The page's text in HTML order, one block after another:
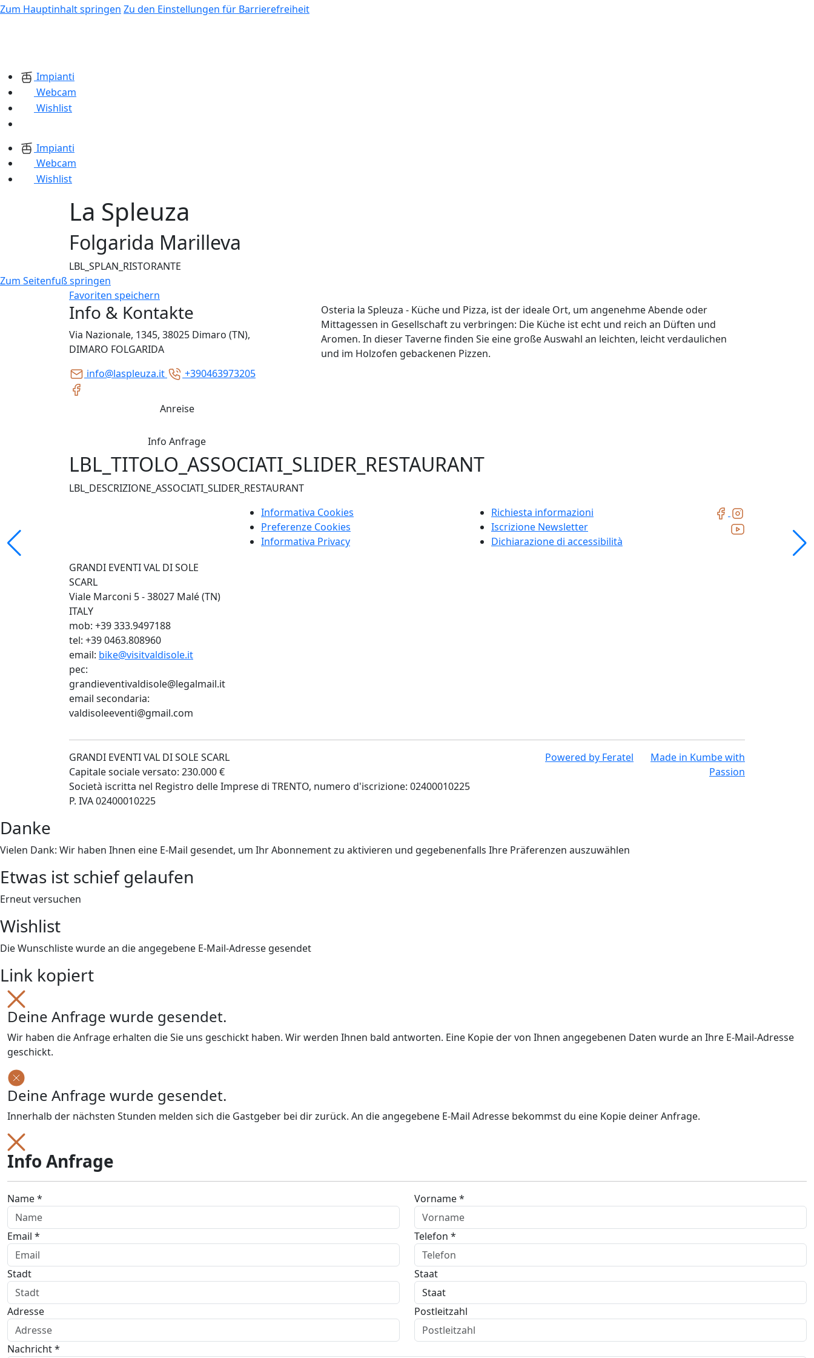
Zum Hauptinhalt springen Zu den Einstellungen für Barrierefreiheit
Impianti
Webcam
Wishlist
Impianti
Webcam
Wishlist
La Spleuza
Folgarida Marilleva
LBL_SPLAN_RISTORANTE
Zum Seitenfuß springen
Favoriten speichern
Info & Kontakte
Via Nazionale, 1345, 38025 Dimaro (TN),
DIMARO FOLGARIDA
info@laspleuza.it
+390463973205
Anreise
Info Anfrage
Osteria la Spleuza - Küche und Pizza, ist der ideale Ort, um angenehme Abende oder
Mittagessen in Gesellschaft zu verbringen: Die Küche ist echt und reich an Düften und
Aromen. In dieser Taverne finden Sie eine große Auswahl an leichten, leicht verdaulichen
und im Holzofen gebackenen Pizzen.
LBL_TITOLO_ASSOCIATI_SLIDER_RESTAURANT
LBL_DESCRIZIONE_ASSOCIATI_SLIDER_RESTAURANT
GRANDI EVENTI VAL DI SOLE
SCARL
Viale Marconi 5 - 38027 Malé (TN)
ITALY
mob: +39 333.9497188
tel: +39 0463.808960
email: bike@visitvaldisole.it
pec:
grandieventivaldisole@legalmail.it
email secondaria:
valdisoleeventi@gmail.com
Informativa Cookies
Preferenze Cookies
Informativa Privacy
Richiesta informazioni
Iscrizione Newsletter
Dichiarazione di accessibilità
GRANDI EVENTI VAL DI SOLE SCARL
Capitale sociale versato: 230.000 €
Società iscritta nel Registro delle Imprese di TRENTO, numero d'iscrizione: 02400010225
P. IVA 02400010225
Powered by Feratel Made in Kumbewith
Passion
Danke
Vielen Dank: Wir haben Ihnen eine E-Mail gesendet, um Ihr Abonnement zu aktivieren und gegebenenfalls Ihre Präferenzen auszuwählen
Etwas ist schief gelaufen
Erneut versuchen
Wishlist
Die Wunschliste wurde an die angegebene E-Mail-Adresse gesendet
Link kopiert
Deine Anfrage wurde gesendet.
Wir haben die Anfrage erhalten die Sie uns geschickt haben. Wir werden Ihnen bald antworten. Eine Kopie der von Ihnen angegebenen Daten wurde an Ihre E-Mail-Adresse
geschickt.
Deine Anfrage wurde gesendet.
Innerhalb der nächsten Stunden melden sich die Gastgeber bei dir zurück. An die angegebene E-Mail Adresse bekommst du eine Kopie deiner Anfrage.
Info Anfrage
Name * Vorname *
Email * Telefon *
Stadt Staat
Adresse Postleitzahl
Nachricht *